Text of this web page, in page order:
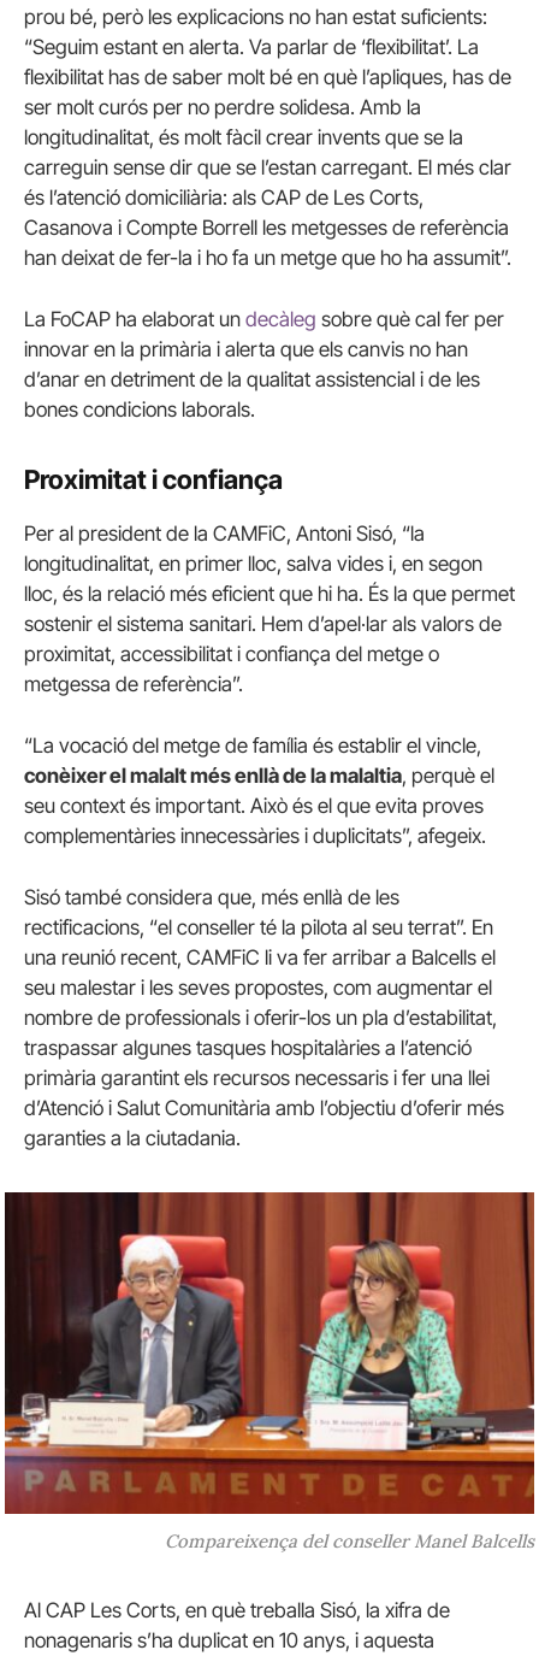
prou bé, però les explicacions no han estat suficients:
“Seguim estant en alerta. Va parlar de ‘flexibilitat’. La
flexibilitat has de saber molt bé en què l’apliques, has de
ser molt curós per no perdre solidesa. Amb la
longitudinalitat, és molt fàcil crear invents que se la
carreguin sense dir que se l’estan carregant. El més clar
és l’atenció domiciliària: als CAP de Les Corts,
Casanova i Compte Borrell les metgesses de referència
han deixat de fer-la i ho fa un metge que ho ha assumit”.
La FoCAP ha elaborat un decàleg sobre què cal fer per
innovar en la primària i alerta que els canvis no han
d’anar en detriment de la qualitat assistencial i de les
bones condicions laborals.
Proximitat i confiança
Per al president de la CAMFiC, Antoni Sisó, “la
longitudinalitat, en primer lloc, salva vides i, en segon
lloc, és la relació més eficient que hi ha. És la que permet
sostenir el sistema sanitari. Hem d’apel·lar als valors de
proximitat, accessibilitat i confiança del metge o
metgessa de referència”.
“La vocació del metge de família és establir el vincle,
conèixer el malalt més enllà de la malaltia, perquè el
seu context és important. Això és el que evita proves
complementàries innecessàries i duplicitats”, afegeix.
Sisó també considera que, més enllà de les
rectificacions, “el conseller té la pilota al seu terrat”. En
una reunió recent, CAMFiC li va fer arribar a Balcells el
seu malestar i les seves propostes, com augmentar el
nombre de professionals i oferir-los un pla d’estabilitat,
traspassar algunes tasques hospitalàries a l’atenció
primària garantint els recursos necessaris i fer una llei
d’Atenció i Salut Comunitària amb l’objectiu d’oferir més
garanties a la ciutadania.
Compareixença del conseller Manel Balcells
Al CAP Les Corts, en què treballa Sisó, la xifra de
nonagenaris s’ha duplicat en 10 anys, i aquesta